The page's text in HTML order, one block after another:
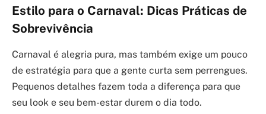
Estilo para o Carnaval: Dicas Práticas de
Sobrevivência
Carnaval é alegria pura, mas também exige um pouco
de estratégia para que a gente curta sem perrengues.
Pequenos detalhes fazem toda a diferença para que
seu look e seu bem-estar durem o dia todo.